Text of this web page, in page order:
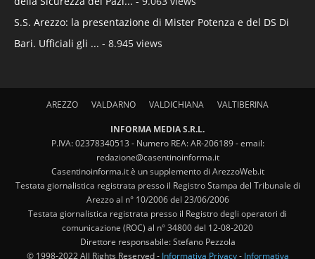
S.S. Arezzo: la presentazione di Mister Potenza e del DS Di
Bari. Ufficiali gli ... - 8.945 views
AREZZO VALDARNO VALDICHIANA VALTIBERINA
INFORMA MEDIA S.R.L.
P.IVA: 02378340513 - Numero REA: AR-206189 - email:
redazione@casentinoinforma.it
Casentinoinforma.it è un supplemento di ArezzoWeb.it
Testata giornalistica registrata presso il Registro Stampa del Tribunale di
Arezzo al n° 10/2006 del 23/06/2006
Testata giornalistica registrata presso il Registro degli operatori di
comunicazione (ROC) al n° 34800 del 12-08-2020
Direttore responsabile: Stefano Pezzola
© 1998-2022 All Rights Reserved - Informativa Privacy- Informativa